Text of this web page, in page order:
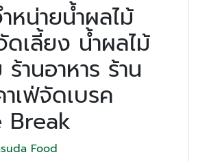
หน่ายน้ำผลไม้
ดเลี้ยง น้ำผลไม้
ร้านอาหาร ร้าน
เฟ่จัดเบรค
Break
Food